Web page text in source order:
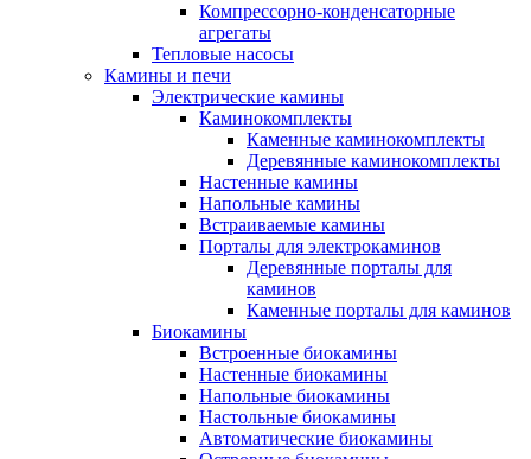
Компрессорно-конденсаторные
агрегаты
Тепловые насосы
Камины и печи
Электрические камины
Каминокомплекты
Каменные каминокомплекты
Деревянные каминокомплекты
Настенные камины
Напольные камины
Встраиваемые камины
Порталы для электрокаминов
Деревянные порталы для
каминов
Каменные порталы для каминов
Биокамины
Встроенные биокамины
Настенные биокамины
Напольные биокамины
Настольные биокамины
Автоматические биокамины